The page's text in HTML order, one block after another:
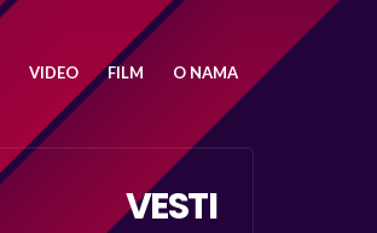
VIDEO FILM O NAMA
VESTI